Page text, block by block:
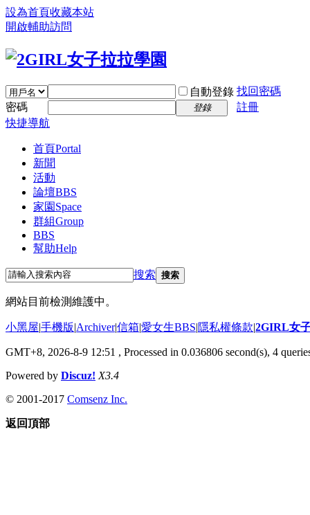
設為首頁收藏本站
開啟輔助訪問
自動登錄 找回密碼
密碼
登錄
註冊
快捷導航
首頁Portal
新聞
活動
論壇BBS
家園 Space
群組Group
BBS
幫助Help
搜索 搜索
網站目前檢測維護中。
小黑屋|手機版|Archiver|信箱|愛女生BBS|隱私權條款|2GIRL女
GMT+8, 2026-8-9 12:51 , Processed in 0.036806 second(s), 4
Powered by Discuz! X3.4
© 2001-2017 Comsenz Inc.
返回頂部